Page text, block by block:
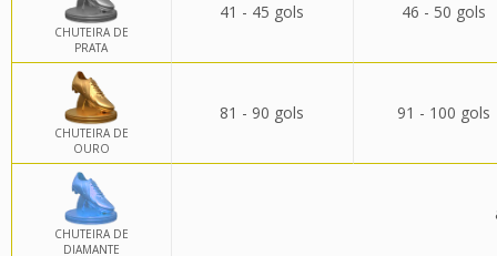
CHUTEIRA DE
PRATA
41 - 45 gols 46 - 50 gols
CHUTEIRA DE
OURO
81 - 90 gols 91 - 100 gols
CHUTEIRA DE
DIAMANTE